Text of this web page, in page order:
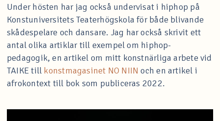
Under hösten har jag också undervisat i hiphop på
Konstuniversitets Teaterhögskola för både blivande
skådespelare och dansare. Jag har också skrivit ett
antal olika artiklar till exempel om hiphop-
pedagogik, en artikel om mitt konstnärliga arbete vid
TAIKE till konstmagasinet NO NIIN och en artikel i
afrokontext till bok som publiceras 2022.